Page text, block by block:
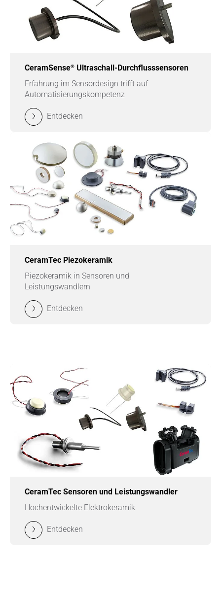
CeramSense® Ultraschall-Durchflusssensoren
Erfahrung im Sensordesign trifft auf
Automatisierungskompetenz
Entdecken
CeramTec Piezokeramik
Piezokeramik in Sensoren und
Leistungswandlern
Entdecken
CeramTec Sensoren und Leistungswandler
Hochentwickelte Elektrokeramik
Entdecken